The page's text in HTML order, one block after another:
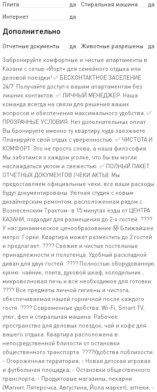
Плита
да Стиральная машина
да
Интернет
да
Дополнительно
Отчетные документы да Животные разрешены
да
Забронируйте комфортные и чистые апартаменты в
Казани с сетью «Йорт» для семейного отдыха или
деловой поездки! ✅ БЕСКОНТАКТНОЕ ЗАСЕЛЕНИЕ
24/7: Получайте доступ к вашим апартаментам без
лишних контактов. ✅ ЛИЧНЫЙ МЕНЕДЖЕР: Наша
команда всегда на связи для решения ваших
вопросов и обеспечения максимального удобства. ✅
ПРОЗРАЧНЫЕ УСЛОВИЯ: Нет дополнительных оплат.
Вы бронируете именно ту квартиру, куда заезжаете.
Планируйте свой отдых с уверенностью. ✅ ЧИСТОТА И
КОМФОРТ: Это не просто слова, а наша философия.
Мы заботимся о каждом уголке, что бы вы могли
наслаждаться уютом и свежестью. ✅ ПОЛНЫЙ ПАКЕТ
ОТЧЕТНЫХ ДОКУМЕНТОВ (ЧЕКИ АКТЫ): Мы
предоставляем официальные чеки, все ваши расходы
будут документированы. Уютная студия с новым
дизайнерским ремонтом, расположенная рядом с
Вознесенским Трактом- в 15 минутах езды от ЦЕНТРА
КАЗАНИ, подходит для размещения до 2-х гостей. ????
У нас динамическое ценообразование Ⓜ️ Ближайшее
метро: Горки. Квартира может разместить до 2 гостей
и предлагает: ???? Свежие и чистые постельные
принадлежности и полотенца. Удобный раскладной
диван для двух гостей. ???? Полностью оборудованную
кухню: чайник, плита, духовой шкаф, холодильник ,
микроволновая печь и всё необходимое для готовки.
???? Все предметы личной гигиены и чистота,
обеспечиваемая нашей горничной после каждого
гостя. ???? Современные удобства: Wi-Fi, Smart TV,
утюг, фен и стиральная машина. Рабочее
пространство для деловых поездок, чай и кофе для
вашего отдыха. Квартира расположена в
непосредственной близости от остановки
общественного транспорта. ????Удобства поблизости:
- Огороженная территория; - Новая детская игровая
и футбольная площадка; - Остановки общественного
транспорта; - Продуктовые магазины, пекарни
(Магнит, Пятерочка, Августина, Йола маркет), аптеки; -